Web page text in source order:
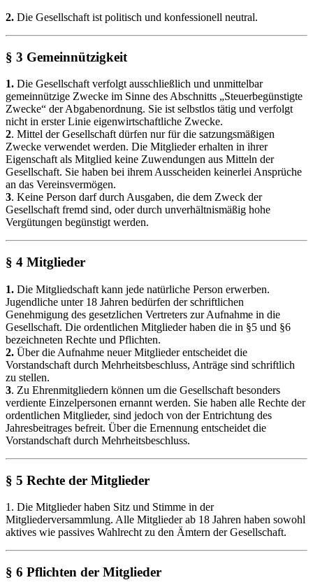
2. Die Gesellschaft ist politisch und konfessionell neutral.
§ 3 Gemeinnützigkeit
1. Die Gesellschaft verfolgt ausschließlich und unmittelbar
gemeinnützige Zwecke im Sinne des Abschnitts „Steuerbegünstigte
Zwecke“ der Abgabenordnung. Sie ist selbstlos tätig und verfolgt
nicht in erster Linie eigenwirtschaftliche Zwecke.
2. Mittel der Gesellschaft dürfen nur für die satzungsmäßigen
Zwecke verwendet werden. Die Mitglieder erhalten in ihrer
Eigenschaft als Mitglied keine Zuwendungen aus Mitteln der
Gesellschaft. Sie haben bei ihrem Ausscheiden keinerlei Ansprüche
an das Vereinsvermögen.
3. Keine Person darf durch Ausgaben, die dem Zweck der
Gesellschaft fremd sind, oder durch unverhältnismäßig hohe
Vergütungen begünstigt werden.
§ 4 Mitglieder
1. Die Mitgliedschaft kann jede natürliche Person erwerben.
Jugendliche unter 18 Jahren bedürfen der schriftlichen
Genehmigung des gesetzlichen Vertreters zur Aufnahme in die
Gesellschaft. Die ordentlichen Mitglieder haben die in §5 und §6
bezeichneten Rechte und Pflichten.
2. Über die Aufnahme neuer Mitglieder entscheidet die
Vorstandschaft durch Mehrheitsbeschluss, Anträge sind schriftlich
zu stellen.
3. Zu Ehrenmitgliedern können um die Gesellschaft besonders
verdiente Einzelpersonen ernannt werden. Sie haben alle Rechte der
ordentlichen Mitglieder, sind jedoch von der Entrichtung des
Jahresbeitrages befreit. Über die Ernennung entscheidet die
Vorstandschaft durch Mehrheitsbeschluss.
§ 5 Rechte der Mitglieder
1. Die Mitglieder haben Sitz und Stimme in der
Mitgliederversammlung. Alle Mitglieder ab 18 Jahren haben sowohl
aktives wie passives Wahlrecht zu den Ämtern der Gesellschaft.
§ 6 Pflichten der Mitglieder